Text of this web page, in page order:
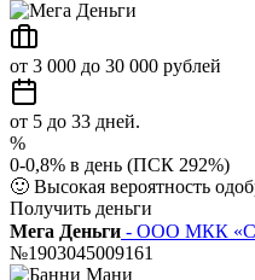
от 3 000 до 30 000 рублей
от 5 до 33 дней.
%
0-0,8% в день (ПСК 292%)
🙂 Высокая вероятность
Получить деньги
Мега Деньги - ООО МКК
№1903045009161